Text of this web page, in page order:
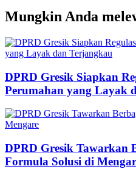
Mungkin Anda
DPRD Gresik Siapkan
Perumahan yang Layak
DPRD Gresik Tawarkan
Formula Solusi di